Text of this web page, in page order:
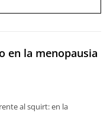
en la menopausia
al squirt: en la